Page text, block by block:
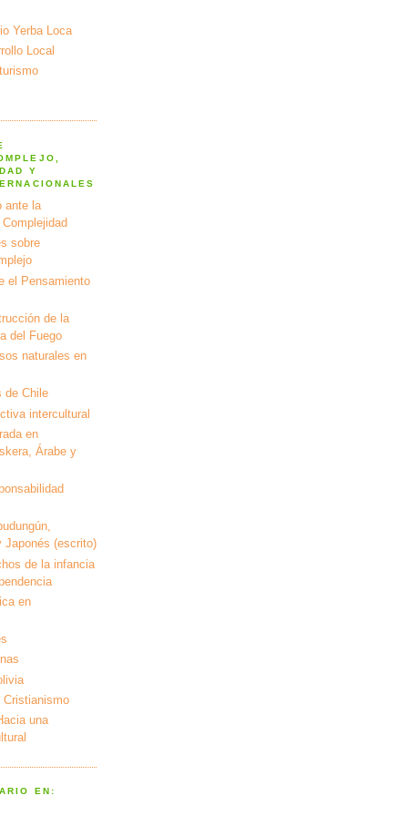
Yerba Loca
Local
Y
ante la
sobre
el Pensamiento
de la
del Fuego
naturales en
de Chile
intercultural
en
Árabe y
Japonés (escrito)
de la infancia
en
Cristianismo
una
EN: